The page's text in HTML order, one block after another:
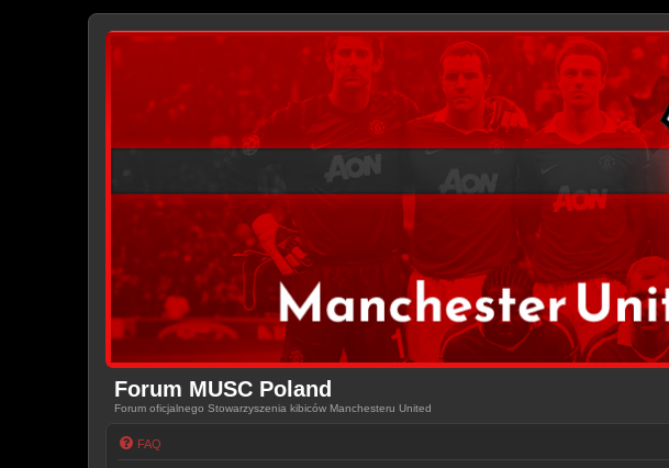
Forum MUSC Poland
Forum oficjalnego Stowarzyszenia kibiców Manchesteru United
FAQ